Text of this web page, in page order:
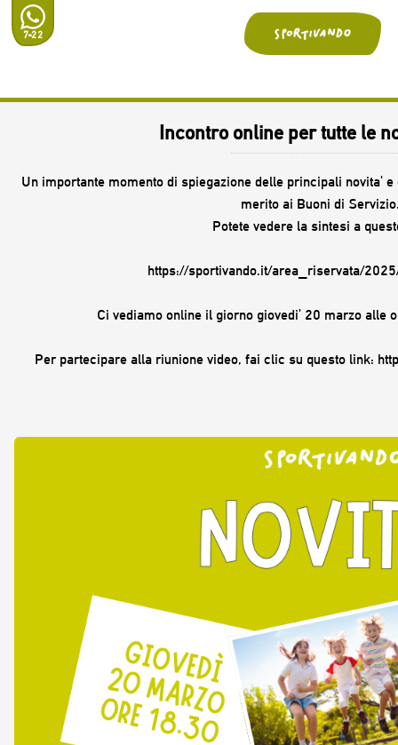
7-22
Incontro online per tutte le
Un importante momento di spiegazione delle principali novita'
merito ai Buoni di
Potete vedere la sintesi a
https://sportivando.it/area_riservata/
Ci vediamo online il giorno giovedi' 20 marzo alle
Per partecipare alla riunione video, fai clic su questo link: